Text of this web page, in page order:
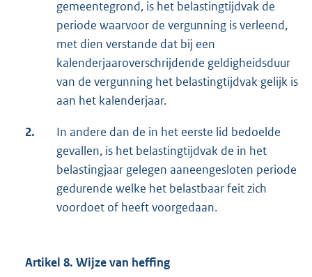
gemeentegrond, is het belastingtijdvak de
periode waarvoor de vergunning is verleend,
met dien verstande dat bij een
kalenderjaaroverschrijdende geldigheidsduur
van de vergunning het belastingtijdvak gelijk is
aan het kalenderjaar.
2.
In andere dan de in het eerste lid bedoelde
gevallen, is het belastingtijdvak de in het
belastingjaar gelegen aaneengesloten periode
gedurende welke het belastbaar feit zich
voordoet of heeft voorgedaan.
Artikel 8. Wijze van heffing